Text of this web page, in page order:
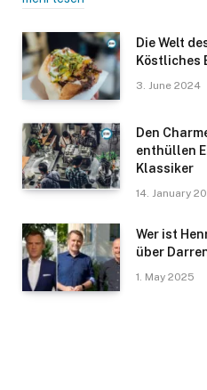
Die Welt
Köstliches
3. June 2024
Den
enthüllen
Klassiker
14. January
Wer ist
über
1. May 2025